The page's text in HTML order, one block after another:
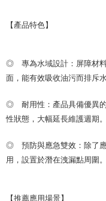
【產品特色】
◎ 專為水域設計：屏障材料
面，能有效吸收油污而排斥水
◎ 耐用性：產品具備優異的
性狀態，大幅延長維護週期。
◎ 預防與應急雙效：除了應
用，設置於潛在洩漏點周圍。
【推薦應用場景】